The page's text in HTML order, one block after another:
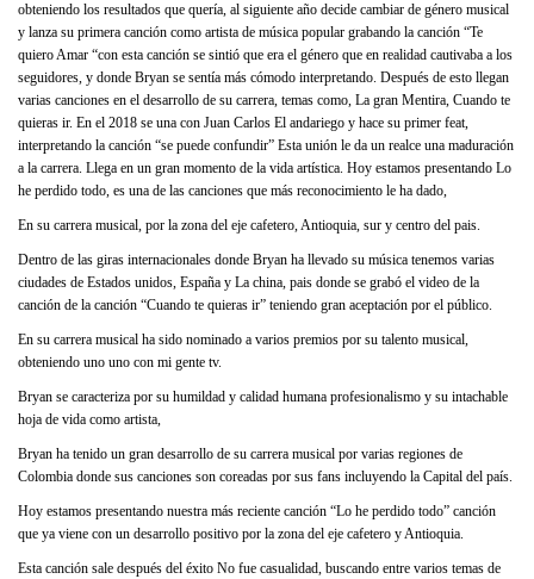
obteniendo los resultados que quería, al siguiente año decide cambiar de género musical
y lanza su primera canción como artista de música popular grabando la canción “Te
quiero Amar “con esta canción se sintió que era el género que en realidad cautivaba a los
seguidores, y donde Bryan se sentía más cómodo interpretando. Después de esto llegan
varias canciones en el desarrollo de su carrera, temas como, La gran Mentira, Cuando te
quieras ir. En el 2018 se una con Juan Carlos El andariego y hace su primer feat,
interpretando la canción “se puede confundir” Esta unión le da un realce una maduración
a la carrera. Llega en un gran momento de la vida artística. Hoy estamos presentando Lo
he perdido todo, es una de las canciones que más reconocimiento le ha dado,
En su carrera musical, por la zona del eje cafetero, Antioquia, sur y centro del pais.
Dentro de las giras internacionales donde Bryan ha llevado su música tenemos varias
ciudades de Estados unidos, España y La china, pais donde se grabó el video de la
canción de la canción “Cuando te quieras ir” teniendo gran aceptación por el público.
En su carrera musical ha sido nominado a varios premios por su talento musical,
obteniendo uno uno con mi gente tv.
Bryan se caracteriza por su humildad y calidad humana profesionalismo y su intachable
hoja de vida como artista,
Bryan ha tenido un gran desarrollo de su carrera musical por varias regiones de
Colombia donde sus canciones son coreadas por sus fans incluyendo la Capital del país.
Hoy estamos presentando nuestra más reciente canción “Lo he perdido todo” canción
que ya viene con un desarrollo positivo por la zona del eje cafetero y Antioquia.
Esta canción sale después del éxito No fue casualidad, buscando entre varios temas de